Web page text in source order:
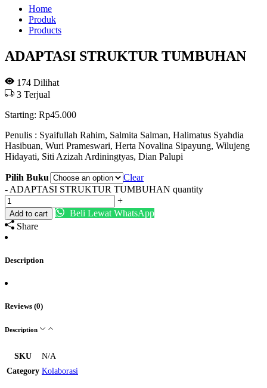
Home
Produk
Products
ADAPTASI STRUKTUR TUMBUHAN
174 Dilihat
3 Terjual
Starting: Rp45.000
Penulis : Syaifullah Rahim, Salmita Salman, Halimatus Syahdia
Hasibuan, Wuri Prameswari, Herta Novalina Sipayung, Wilujeng
Hidayati, Siti Azizah Ardiningtyas, Dian Palupi
Pilih Buku
Clear
- ADAPTASI STRUKTUR TUMBUHAN quantity
+
Add to cart
Beli Lewat WhatsApp
Share
Description
Reviews (0)
Description
SKU
N/A
Category Kolaborasi